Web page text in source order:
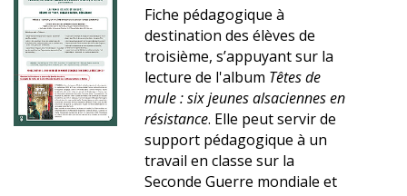
Fiche pédagogique à
destination des élèves de
troisième, s’appuyant sur la
lecture de l'album Têtes de
mule : six jeunes alsaciennes en
résistance. Elle peut servir de
support pédagogique à un
travail en classe sur la
Seconde Guerre mondiale et